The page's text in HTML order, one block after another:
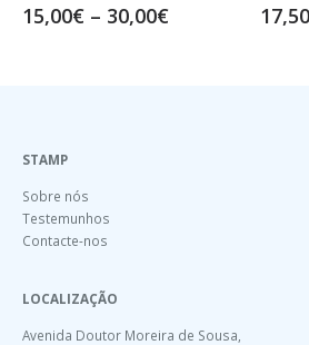
30,00€ 17,50 32,50€
STAMP
Sobre nós
Testemunhos
Contacte-nos
LOCALIZAÇÃO
Avenida Doutor Moreira de Sousa,